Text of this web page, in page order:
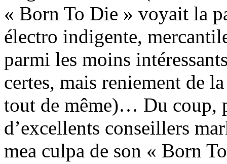
« Born To Die » voyait la
électro indigente,
parmi les moins
certes, mais reniement de
tout de même)… Du coup,
d’excellents conseillers
mea culpa de son « Born